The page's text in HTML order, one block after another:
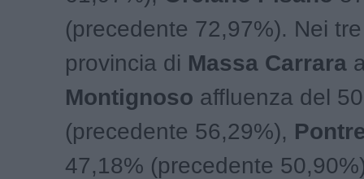
(precedente 72,97%). Nei
provincia di Massa Carrara
Montignoso affluenza del
(precedente 56,29%),
47,18% (precedente